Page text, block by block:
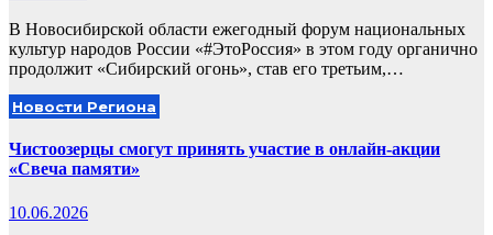
В Новосибирской области ежегодный форум национальных
культур народов России «#ЭтоРоссия» в этом году органично
продолжит «Сибирский огонь», став его третьим,…
Новости Региона
Чистоозерцы смогут принять участие в онлайн-акции
«Свеча памяти»
10.06.2026